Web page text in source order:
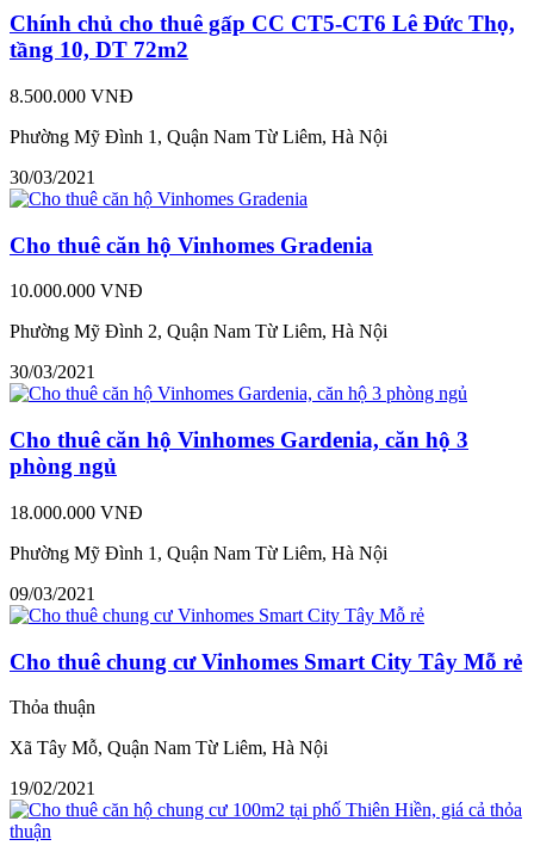
Chính chủ cho thuê gấp CC CT5-CT6 Lê Đức Thọ,
tầng 10, DT 72m2
8.500.000 VNĐ
Phường Mỹ Đình 1, Quận Nam Từ Liêm, Hà Nội
30/03/2021
Cho thuê căn hộ Vinhomes Gradenia
10.000.000 VNĐ
Phường Mỹ Đình 2, Quận Nam Từ Liêm, Hà Nội
30/03/2021
Cho thuê căn hộ Vinhomes Gardenia, căn hộ 3
phòng ngủ
18.000.000 VNĐ
Phường Mỹ Đình 1, Quận Nam Từ Liêm, Hà Nội
09/03/2021
Cho thuê chung cư Vinhomes Smart City Tây Mỗ rẻ
Thỏa thuận
Xã Tây Mỗ, Quận Nam Từ Liêm, Hà Nội
19/02/2021